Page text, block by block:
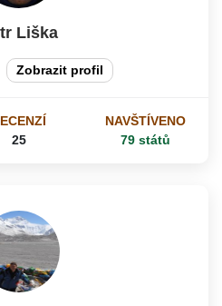
Liška
Zobrazit profil
25
NAVŠTÍVENO
79 států